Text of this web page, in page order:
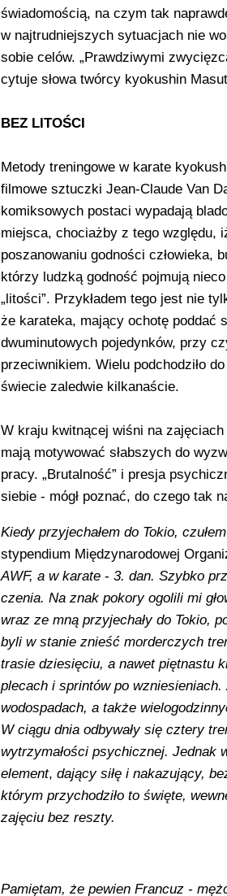
świadomością, na czym tak
w najtrudniejszych sytuacjach nie
sobie ce­lów. „Prawdziwymi
cytuje słowa twórcy kyokushin
BEZ LITOŚCI
Metody treningowe w karate
filmowe sztuczki Jean-Claude Van
komiksowych po­staci wypadają
miejsca, chociażby z tego względu,
poszanowaniu godności człowieka,
którzy ludzką godność pojmują
„litości”. Przykładem tego jest nie
że karateka, mający ochotę poddać
dwuminutowych pojedynków, przy
przeciwnikiem. Wielu podchodziło
świecie zaledwie kilkanaście.
W kraju kwitnącej wiśni na
mają motywować słabszych do
pracy. „Brutalność” i presja
siebie - mógł po­znać, do czego tak
Kiedy przyjechałem do Tokio,
stypendium Międzynarodowej
AWF, a w karate - 3. dan. Szybko
czenia. Na znak pokory ogolili mi
wraz ze mną przyjechały do Tokio,
byli w stanie znieść morder­czych
trasie dziesięciu, a nawet piętnastu
plecach i sprintów po
wodospadach, a także
W ciągu dnia od­bywały się cztery
wytrzymałości psychicznej. Jednak
element, dający siłę i nakazujący,
którym przychodziło to święte,
zajęciu bez reszty.
Pamiętam, że pewien Francuz -